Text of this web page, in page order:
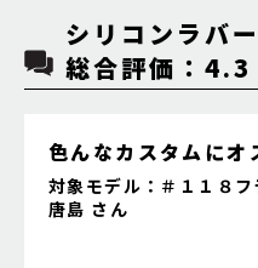
シリコンラバ
総合評価：
色んなカスタムにオ
対象モデル：＃１１８
唐島 さん